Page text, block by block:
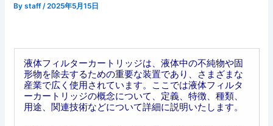
Bystaff /2025年5月15日
液体フィルターカートリッジは、液体中の不純物や固
形物を除去するための重要な装置であり、さまざまな
産業で広く使用されています。ここでは液体フィルタ
ーカートリッジの概念について、定義、特徴、種類、
用途、関連技術などについて詳細に説明いたします。